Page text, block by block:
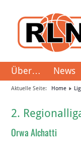
Über… News
Aktuelle Seite: Home
2.
Orwa Alchatti